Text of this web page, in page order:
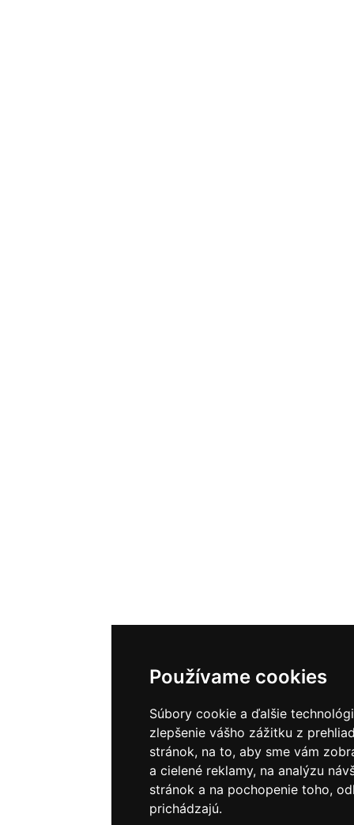
Používame cookies
Súbory cookie a ďalšie
zlepšenie vášho zážitku z
stránok, na to, aby sme vám
a cielené reklamy, na analýzu
stránok a na pochopenie toho,
prichádzajú.